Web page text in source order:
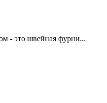
- это швейная фурни...